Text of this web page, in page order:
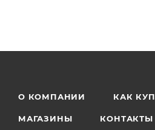
О КОМПАНИИ КАК
МАГАЗИНЫ КОНТАКТЫ